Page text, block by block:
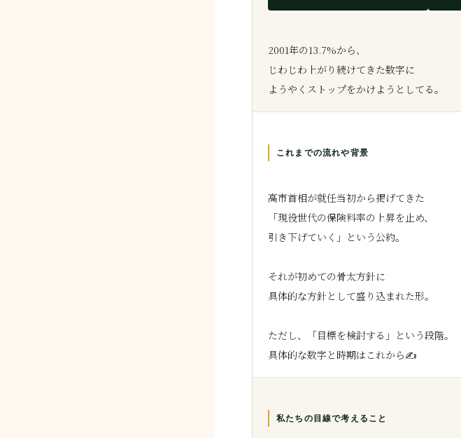
2001年の13.7%から、
じわじわ上がり続けてきた数字に
これまでの流れや背景
高市首相が就任当初から掲げてきた
「現役世代の保険料率の上昇を止め、
引き下げていく」という公約。
それが初めての骨太方針に
具体的な方針として盛り込まれた形。
ただし、「目標を検討する」という段階。
私たちの目線で考えること